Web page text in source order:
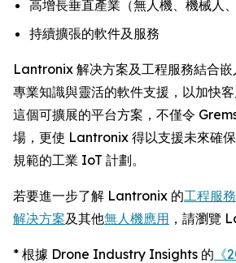
高增長垂直產業（無人機、機械人
持續擴張的軟件及服務
Lantronix 解决方案及工程服務結合嵌
專業知識與靈活的軟件支援，以加快客
這個可擴展的平台方案，不僅令
場，更使 Lantronix 得以支援未來確
規範的工業 IoT 計劃。
若要進一步了解 Lantronix 的工程服務
解决方案及其他無人機應用 ，請瀏覽
* 根據 Drone Industry Insights 的